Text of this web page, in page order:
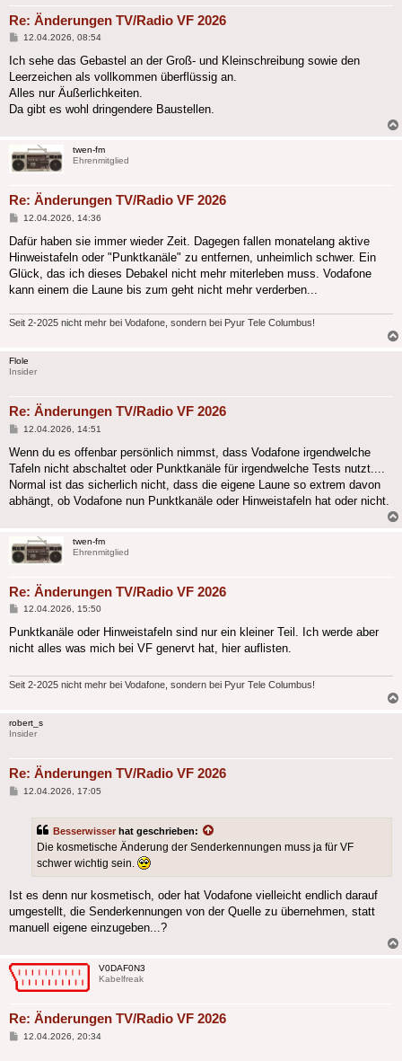
Re: Änderungen TV/Radio VF 2026
Beitrag
12.04.2026, 08:54
Ich sehe das Gebastel an der Groß- und Kleinschreibung sowie den
Leerzeichen als vollkommen überflüssig an.
Alles nur Äußerlichkeiten.
Da gibt es wohl dringendere Baustellen.
twen-fm
Ehrenmitglied
Re: Änderungen TV/Radio VF 2026
Beitrag
12.04.2026, 14:36
Dafür haben sie immer wieder Zeit. Dagegen fallen monatelang aktive
Hinweistafeln oder "Punktkanäle" zu entfernen, unheimlich schwer. Ein
Glück, das ich dieses Debakel nicht mehr miterleben muss. Vodafone
kann einem die Laune bis zum geht nicht mehr verderben...
Seit 2-2025 nicht mehr bei Vodafone, sondern bei Pyur Tele Columbus!
Flole
Insider
Re: Änderungen TV/Radio VF 2026
Beitrag
12.04.2026, 14:51
Wenn du es offenbar persönlich nimmst, dass Vodafone irgendwelche
Tafeln nicht abschaltet oder Punktkanäle für irgendwelche Tests nutzt....
Normal ist das sicherlich nicht, dass die eigene Laune so extrem davon
abhängt, ob Vodafone nun Punktkanäle oder Hinweistafeln hat oder nicht.
twen-fm
Ehrenmitglied
Re: Änderungen TV/Radio VF 2026
Beitrag
12.04.2026, 15:50
Punktkanäle oder Hinweistafeln sind nur ein kleiner Teil. Ich werde aber
nicht alles was mich bei VF genervt hat, hier auflisten.
Seit 2-2025 nicht mehr bei Vodafone, sondern bei Pyur Tele Columbus!
robert_s
Insider
Re: Änderungen TV/Radio VF 2026
Beitrag
12.04.2026, 17:05
Besserwisser hat geschrieben:
Die kosmetische Änderung der Senderkennungen muss ja für VF
schwer wichtig sein.
Ist es denn nur kosmetisch, oder hat Vodafone vielleicht endlich darauf
umgestellt, die Senderkennungen von der Quelle zu übernehmen, statt
manuell eigene einzugeben...?
V0DAF0N3
Kabelfreak
Re: Änderungen TV/Radio VF 2026
Beitrag
12.04.2026, 20:34